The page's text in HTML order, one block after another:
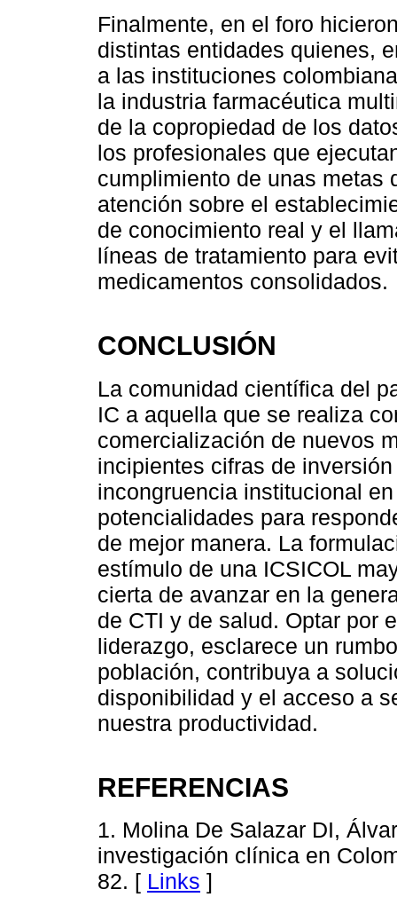
Finalmente, en el foro
distintas entidades quienes,
a las instituciones
la industria farmacéutica
de la copropiedad de los
los profesionales que
cumplimiento de unas metas
atención sobre el
de conocimiento real y el
líneas de tratamiento para
medicamentos consolidados.
CONCLUSIÓN
La comunidad científica del
IC a aquella que se realiza
comercialización de nuevos
incipientes cifras de
incongruencia institucional
potencialidades para
de mejor manera. La
estímulo de una ICSICOL
cierta de avanzar en la
de CTI y de salud. Optar por
liderazgo, esclarece un
población, contribuya a
disponibilidad y el acceso a
nuestra productividad.
REFERENCIAS
1. Molina De Salazar DI,
investigación clínica en
82. [ Links ]